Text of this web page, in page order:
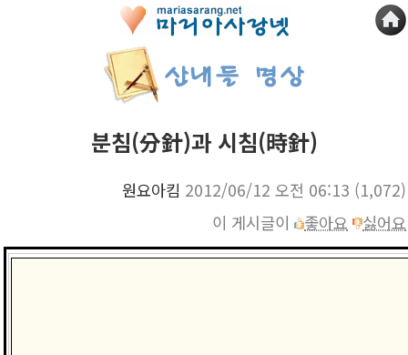
분침(分針)과 시침(時針)
원요아킴 2012/06/12 오전 06:13 (1,072)
이 게시글이
좋아요 싫어요